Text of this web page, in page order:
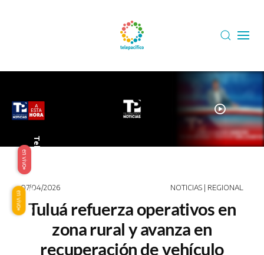
play_circle
07/04/2026 NOTICIAS | REGIONAL
Tuluá refuerza operativos en
zona rural y avanza en
recuperación de vehículo
Telepacífico
en vivo
Origen
en vivo